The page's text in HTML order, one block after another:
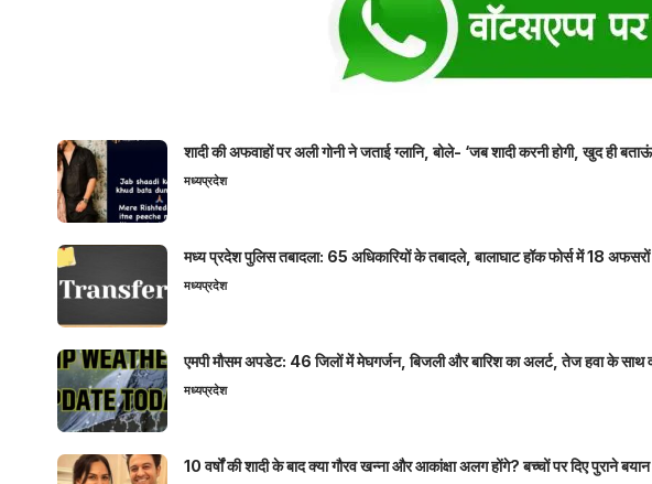
शादी की अफवाहों पर अली गोनी ने जताई ग्लानि, बोले- ‘जब शादी करनी होगी, खुद ही
मध्यप्रदेश
मध्य प्रदेश पुलिस तबादला: 65 अधिकारियों के तबादले, बालाघाट हॉक फोर्स में 18
मध्यप्रदेश
एमपी मौसम अपडेट: 46 जिलों में मेघगर्जन, बिजली और बारिश का अलर्ट, तेज हवा के साथ
मध्यप्रदेश
10 वर्षों की शादी के बाद क्या गौरव खन्ना और आकांक्षा अलग होंगे? बच्चों पर दिए पुराने